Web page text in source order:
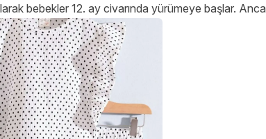
bebekler 12. ay civarında yürümeye başlar.